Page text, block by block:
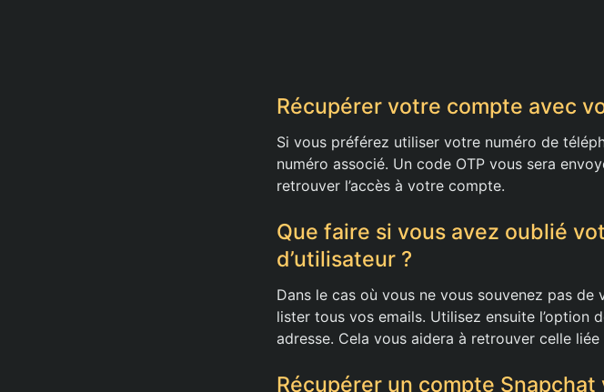
Récupérer votre compte avec
Si vous préférez utiliser votre numéro de
numéro associé. Un code OTP vous sera
retrouver l’accès à votre compte.
Que faire si vous avez oublié
d’utilisateur ?
Dans le cas où vous ne vous souvenez pas
lister tous vos emails. Utilisez ensuite l’option
adresse. Cela vous aidera à retrouver celle
Récupérer un compte Snapchat